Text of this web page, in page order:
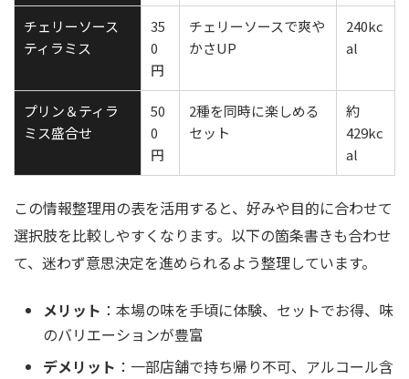
チェリーソース
ティラミス
35
0
円
チェリーソースで爽や
かさUP
240kc
al
プリン＆ティラ
ミス盛合せ
50
0
円
2種を同時に楽しめる
セット
約
429kc
al
この情報整理用の表を活用すると、好みや目的に合わせて
選択肢を比較しやすくなります。以下の箇条書きも合わせ
て、迷わず意思決定を進められるよう整理しています。
メリット ：本場の味を手頃に体験、セットでお得、味
のバリエーションが豊富
デメリット ：一部店舗で持ち帰り不可、アルコール含